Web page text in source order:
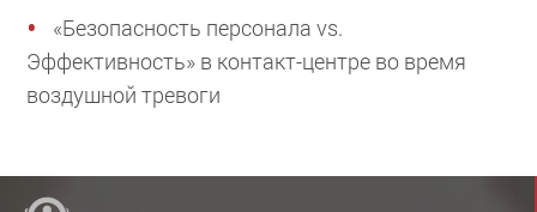
«Безопасность персонала vs.
Эффективность» в контакт-центре во время
воздушной тревоги